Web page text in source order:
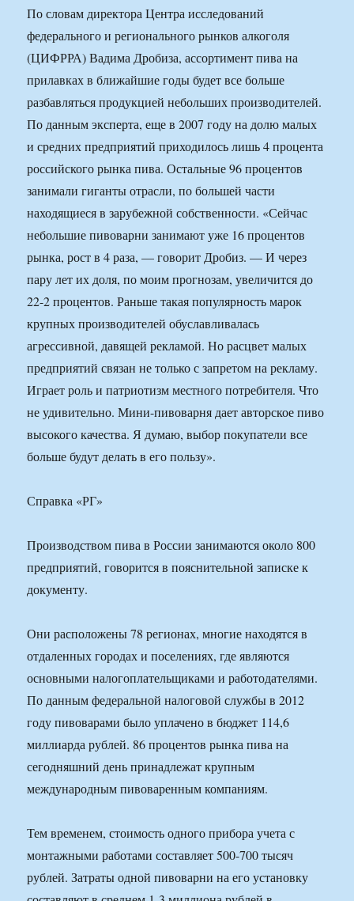
По словам директора Центра исследований
федерального и регионального рынков алкоголя
(ЦИФРРА) Вадима Дробиза, ассортимент пива на
прилавках в ближайшие годы будет все больше
разбавляться продукцией небольших производителей.
По данным эксперта, еще в 2007 году на долю малых
и средних предприятий приходилось лишь 4 процента
российского рынка пива. Остальные 96 процентов
занимали гиганты отрасли, по большей части
находящиеся в зарубежной собственности. «Сейчас
небольшие пивоварни занимают уже 16 процентов
рынка, рост в 4 раза, — говорит Дробиз. — И через
пару лет их доля, по моим прогнозам, увеличится до
22-2 процентов. Раньше такая популярность марок
крупных производителей обуславливалась
агрессивной, давящей рекламой. Но расцвет малых
предприятий связан не только с запретом на рекламу.
Играет роль и патриотизм местного потребителя. Что
не удивительно. Мини-пивоварня дает авторское пиво
высокого качества. Я думаю, выбор покупатели все
больше будут делать в его пользу».
Справка «РГ»
Производством пива в России занимаются около 800
предприятий, говорится в пояснительной записке к
документу.
Они расположены 78 регионах, многие находятся в
отдаленных городах и поселениях, где являются
основными налогоплательщиками и работодателями.
По данным федеральной налоговой службы в 2012
году пивоварами было уплачено в бюджет 114,6
миллиарда рублей. 86 процентов рынка пива на
сегодняшний день принадлежат крупным
международным пивоваренным компаниям.
Тем временем, стоимость одного прибора учета с
монтажными работами составляет 500-700 тысяч
рублей. Затраты одной пивоварни на его установку